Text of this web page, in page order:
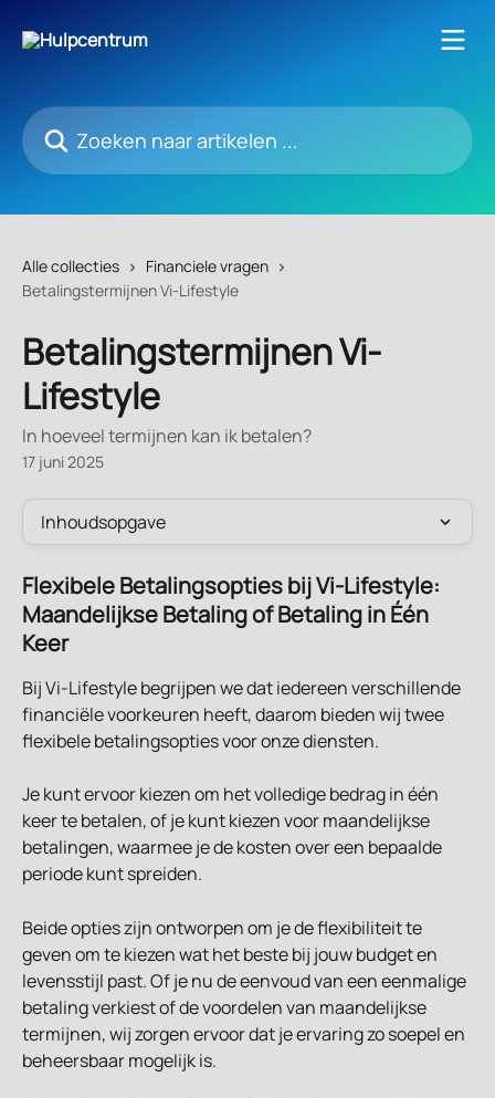
Zoeken naar artikelen ...
Alle collecties
Financiele vragen
Betalingstermijnen Vi-Lifestyle
Betalingstermijnen Vi-
Lifestyle
In hoeveel termijnen kan ik betalen?
17 juni 2025
Inhoudsopgave
Flexibele Betalingsopties bij Vi-Lifestyle:
Maandelijkse Betaling of Betaling in Één
Keer
Bij Vi-Lifestyle begrijpen we dat iedereen verschillende
financiële voorkeuren heeft, daarom bieden wij twee
flexibele betalingsopties voor onze diensten.
Je kunt ervoor kiezen om het volledige bedrag in één
keer te betalen, of je kunt kiezen voor maandelijkse
betalingen, waarmee je de kosten over een bepaalde
periode kunt spreiden.
Beide opties zijn ontworpen om je de flexibiliteit te
geven om te kiezen wat het beste bij jouw budget en
levensstijl past. Of je nu de eenvoud van een eenmalige
betaling verkiest of de voordelen van maandelijkse
termijnen, wij zorgen ervoor dat je ervaring zo soepel en
beheersbaar mogelijk is.